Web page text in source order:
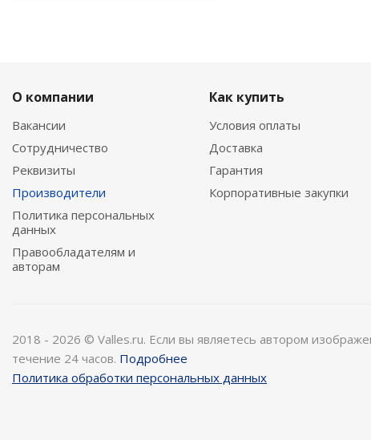
О компании
Вакансии
Сотрудничество
Реквизиты
Производители
Политика персональных
данных
Правообладателям и
авторам
Как купить
Условия оплаты
Доставка
Гарантия
Корпоративные закупки
2018 - 2026 © Valles.ru. Если вы являетесь автором
течение 24 часов. Подробнее
Политика обработки персональных данных